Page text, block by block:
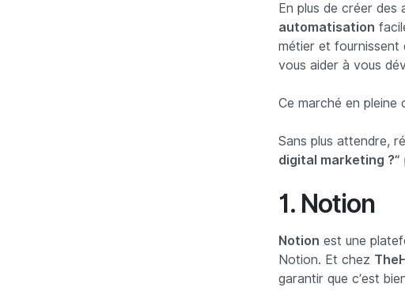
En plus de créer des
automatisation
métier et
vous aider à vous
Ce marché en
Sans plus attendre,
digital marketing ?”
1. Notion
Notion est une
Notion. Et chez
garantir que c’est